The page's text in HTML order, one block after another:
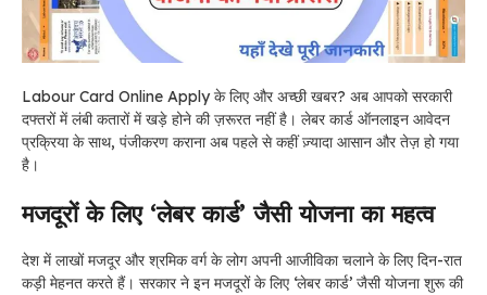
Labour Card Online Apply के लिए और अच्छी खबर? अब आपको सरकारी
दफ्तरों में लंबी कतारों में खड़े होने की ज़रूरत नहीं है। लेबर कार्ड ऑनलाइन आवेदन
प्रक्रिया के साथ, पंजीकरण कराना अब पहले से कहीं ज़्यादा आसान और तेज़ हो गया
है।
मजदूरों के लिए ‘लेबर कार्ड’ जैसी योजना का महत्व
देश में लाखों मजदूर और श्रमिक वर्ग के लोग अपनी आजीविका चलाने के लिए दिन-रात
कड़ी मेहनत करते हैं। सरकार ने इन मजदूरों के लिए ‘लेबर कार्ड’ जैसी योजना शुरू की